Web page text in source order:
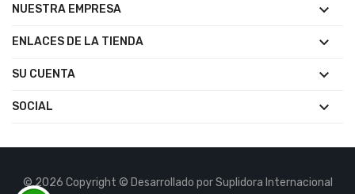
NUESTRA EMPRESA 
ENLACES DE LA TIENDA 
SU CUENTA 
SOCIAL 
© 2026 Copyright © Desarrollado por Suplidora Internacional